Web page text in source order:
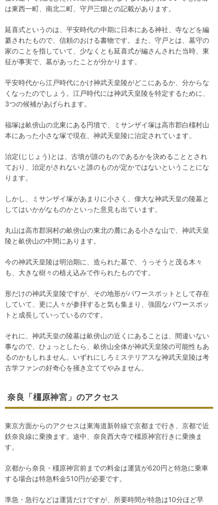
は東西一町、南北二町、守戸三烟との記載があります。
延喜式というのは、平安時代の中期に日本にある神社、寺などを編
纂されたもので、信頼のおける書物です。また、守戸とは、墓守の
家のことを指していて、少なくとも延喜式が編さんされた当時、東
征が事実で、墓があったことが分かります。
平安時代から江戸時代にかけ神武天皇陵がどこにあるか、分からな
くなったのでしょう。江戸時代には神武天皇陵を特定するために、
3つの候補があげられます。
福塚は畝傍山の北東にある円墳で、ミサンザイ塚は高市郡白橿村山
本にあった小さな塚で現在、神武天皇陵に治定されています。
治定(じじょう)とは、古墳が誰のものであるかを決めることとされ
ており、治定がされないと誰のものが定かではないということにな
ります。
しかし、ミサンザイ塚があまりに小さく、偉大な神武天皇の陵墓と
してはいかがなものかといった意見も出ています。
丸山は高市郡洞村の畝傍山の東北の麓にある小さな山で、神武天皇
陵と畝傍山の中間にあります。
今の神武天皇陵は明治期に、造られた墓で、うっそうと茂る木々
も、大きな樹々の植え込みで作られたものです。
形だけの神武天皇陵ですが、その地形がパワースポットとして存在
していて、更に人々が参拝すると気も集まり、強固なパワースポッ
トと成長していっているのです。
それに、神武天皇の陵墓は畝傍山の近くにあることは、間違いない
事なので、ひょっとしたら、畝傍山全体が神武天皇陵の可能性もあ
るのかもしれません。いずれにしろミステリアスな神武天皇陵は考
古学ファンの好奇心を掻き立ててやみません。
奈良「橿原神宮」のアクセス
東京方面からのアクセスは東海道新幹線で京都まで行き、京都で近
鉄奈良線に乗換ます。途中、奈良西大寺で橿原神宮行きに乗換ま
す。
京都から奈良・橿原神宮前までの料金は運賃が620円と特急に乗車
する場合は特急料金510円が必要です。
準急・急行などは運賃だけですが、所要時間が特急は10分ほど早